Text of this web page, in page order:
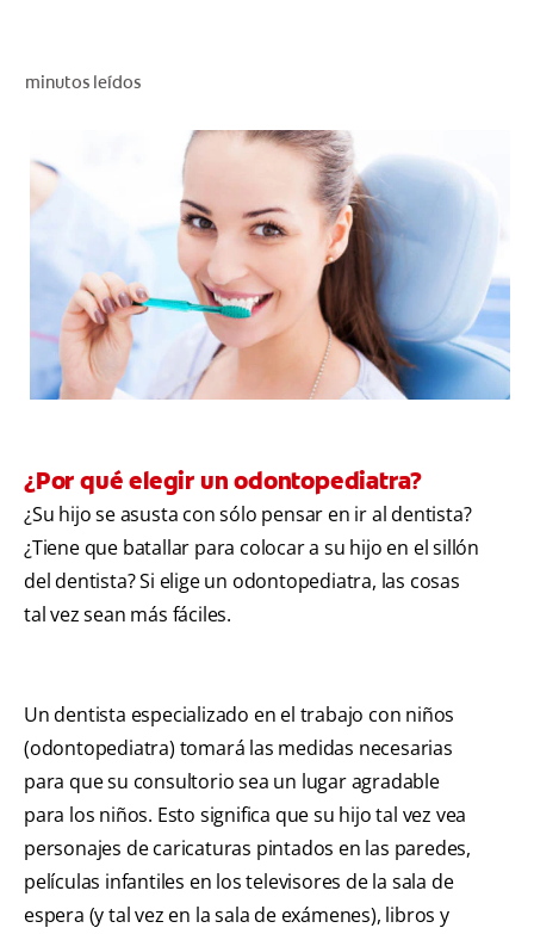
PARA PROFESIONALES
minutos leídos
¿Por qué elegir un odontopediatra?
¿Su hijo se asusta con sólo pensar en ir al dentista?
¿Tiene que batallar para colocar a su hijo en el sillón
del dentista? Si elige un odontopediatra, las cosas
tal vez sean más fáciles.
Un dentista especializado en el trabajo con niños
(odontopediatra) tomará las medidas necesarias
para que su consultorio sea un lugar agradable
para los niños. Esto significa que su hijo tal vez vea
personajes de caricaturas pintados en las paredes,
películas infantiles en los televisores de la sala de
espera (y tal vez en la sala de exámenes), libros y